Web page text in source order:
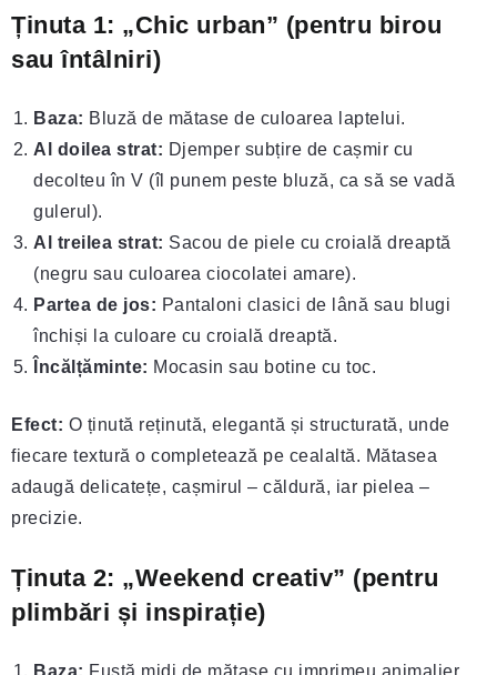
Ținuta 1: „Chic urban” (pentru birou
sau întâlniri)
Baza: Bluză de mătase de culoarea laptelui.
Al doilea strat: Djemper subțire de cașmir cu
decolteu în V (îl punem peste bluză, ca să se vadă
gulerul).
Al treilea strat: Sacou de piele cu croială dreaptă
(negru sau culoarea ciocolatei amare).
Partea de jos: Pantaloni clasici de lână sau blugi
închiși la culoare cu croială dreaptă.
Încălțăminte: Mocasin sau botine cu toc.
Efect: O ținută reținută, elegantă și structurată, unde
fiecare textură o completează pe cealaltă. Mătasea
adaugă delicatețe, cașmirul – căldură, iar pielea –
precizie.
Ținuta 2: „Weekend creativ” (pentru
plimbări și inspirație)
Baza: Fustă midi de mătase cu imprimeu animalier